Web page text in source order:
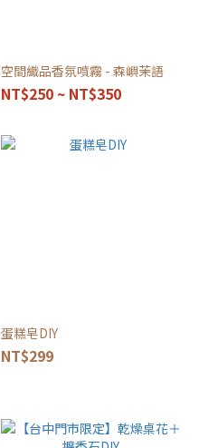
空間織品香氛噴霧 - 森嶼茉語
NT$250 ~ NT$350
蛋糕皂DIY
NT$299